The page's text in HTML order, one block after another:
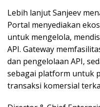
Lebih lanjut Sanjeev
Portal menyediakan
untuk mengelola,
API. Gateway
dan pengelolaan API,
sebagai platform untuk
transaksi komersial